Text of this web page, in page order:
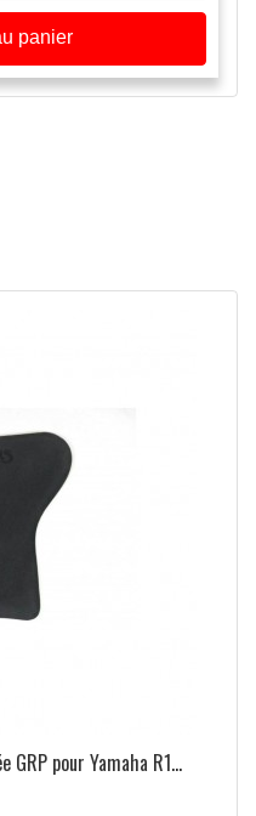
panier
GRP pour Yamaha R1...